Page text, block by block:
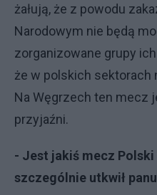
żałują, że z powodu
Narodowym nie będą
zorganizowane grupy
że w polskich sektorach
Na Węgrzech ten mecz
przyjaźni.
- Jest jakiś mecz
szczególnie utkwił